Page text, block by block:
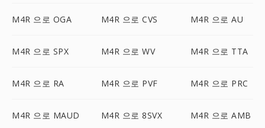
M4R 으로 OGA M4R 으로 CVS M4R 으로 AU
M4R 으로 SPX M4R 으로 WV M4R 으로 TTA
M4R 으로 RA M4R 으로 PVF M4R 으로 PRC
M4R 으로 MAUD M4R 으로 8SVX M4R 으로 AMB